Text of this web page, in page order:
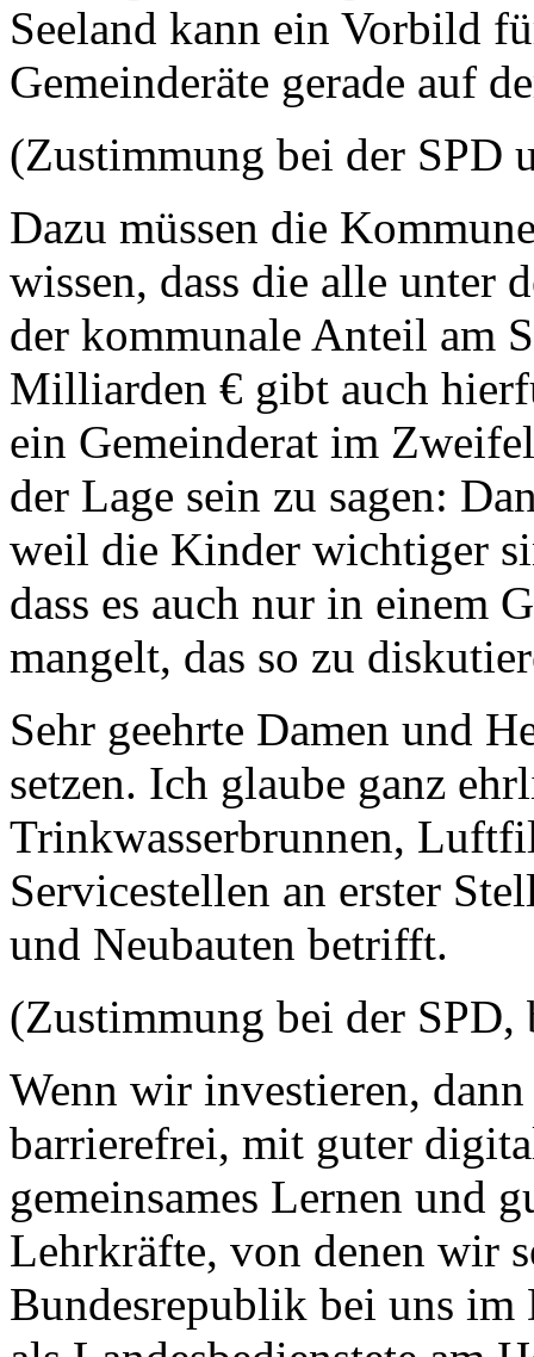
Seeland kann ein Vorbild
Gemeinderäte gerade auf
(Zustimmung bei der SPD
Dazu müssen die
wissen, dass die alle unter
der kommunale Anteil am
Milliarden € gibt auch
ein Gemeinderat im
der Lage sein zu sagen:
weil die Kinder wichtiger
dass es auch nur in einem
mangelt, das so zu
Sehr geehrte Damen und
setzen. Ich glaube ganz
Trinkwasserbrunnen,
Servicestellen an erster
und Neubauten betrifft.
(Zustimmung bei der
Wenn wir investieren,
barrierefrei, mit guter
gemeinsames Lernen und
Lehrkräfte, von denen wir
Bundesrepublik bei uns im